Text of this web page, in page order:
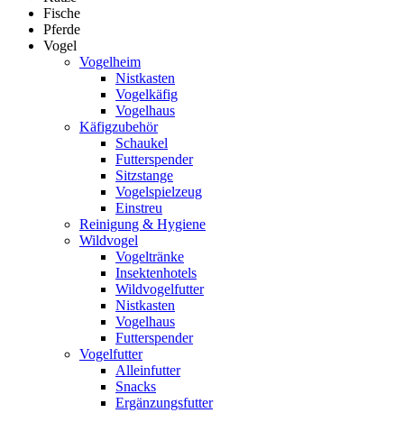
Fische
Pferde
Vogel
Vogelheim
Nistkasten
Vogelkäfig
Vogelhaus
Käfigzubehör
Schaukel
Futterspender
Sitzstange
Vogelspielzeug
Einstreu
Reinigung & Hygiene
Wildvogel
Vogeltränke
Insektenhotels
Wildvogelfutter
Nistkasten
Vogelhaus
Futterspender
Vogelfutter
Alleinfutter
Snacks
Ergänzungsfutter